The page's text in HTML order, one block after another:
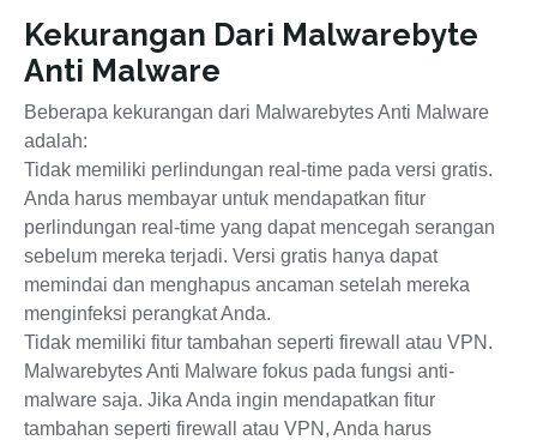
Kekurangan Dari Malwarebyte
Anti Malware
Beberapa kekurangan dari Malwarebytes Anti Malware
adalah:
Tidak memiliki perlindungan real-time pada versi gratis.
Anda harus membayar untuk mendapatkan fitur
perlindungan real-time yang dapat mencegah serangan
sebelum mereka terjadi. Versi gratis hanya dapat
memindai dan menghapus ancaman setelah mereka
menginfeksi perangkat Anda.
Tidak memiliki fitur tambahan seperti firewall atau VPN.
Malwarebytes Anti Malware fokus pada fungsi anti-
malware saja. Jika Anda ingin mendapatkan fitur
tambahan seperti firewall atau VPN, Anda harus